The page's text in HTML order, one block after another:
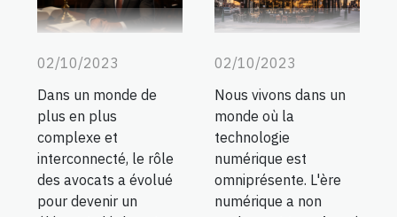
02/10/2023
Dans un monde de
plus en plus
complexe et
interconnecté, le rôle
des avocats a évolué
pour devenir un
02/10/2023
Nous vivons dans un
monde où la
technologie
numérique est
omniprésente. L'ère
numérique a non